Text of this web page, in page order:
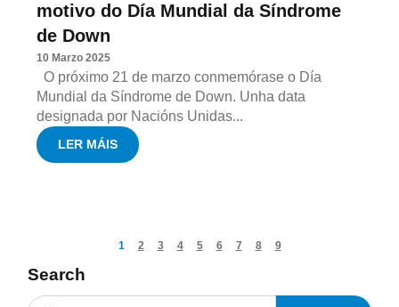
motivo do Día Mundial da Síndrome
de Down
10 Marzo 2025
O próximo 21 de marzo conmemórase o Día
Mundial da Síndrome de Down. Unha data
designada por Nacións Unidas...
LER MÁIS
1 2 3 4 5 6 7 8 9
Search